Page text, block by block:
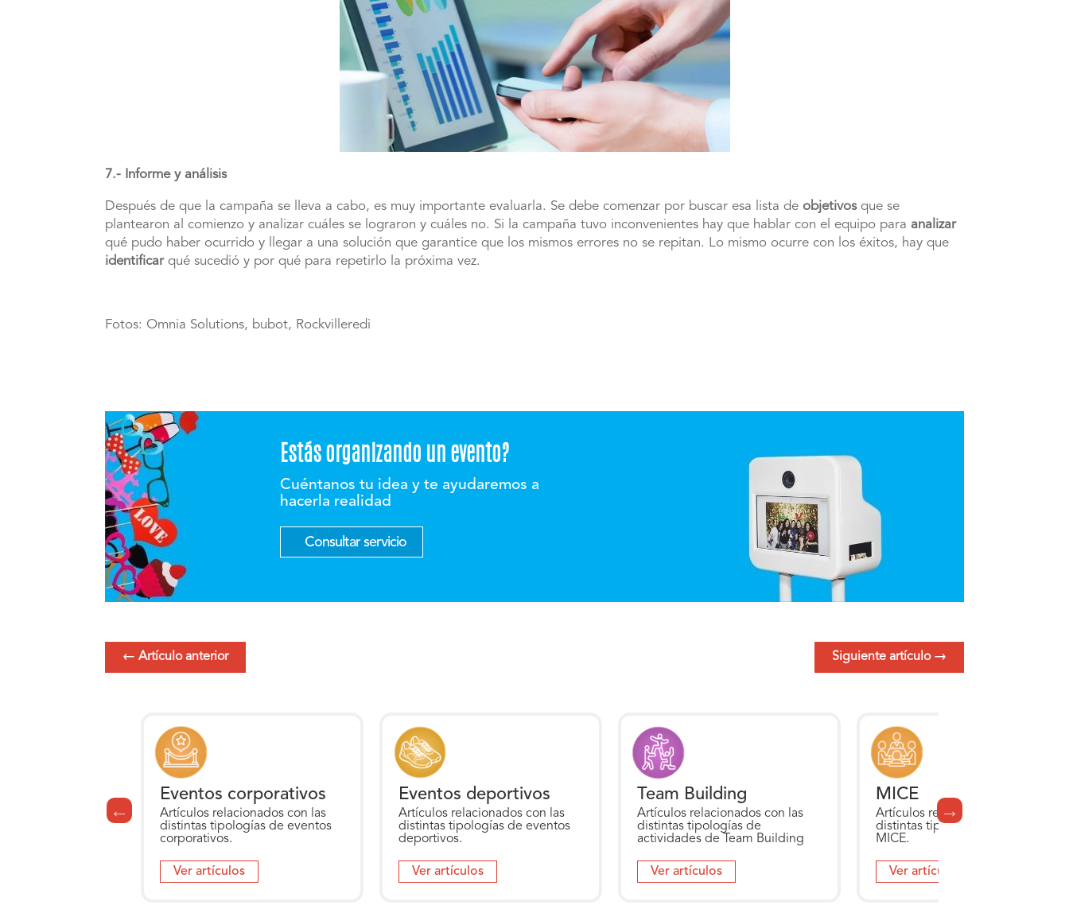
7.- Informe y análisis
Después de que la campaña se lleva a cabo, es muy importante evaluarla. Se debe comenzar por buscar esa lista de objetivosque se
plantearon al comienzo y analizar cuáles se lograron y cuáles no. Si la campaña tuvo inconvenientes hay que hablar con el equipo para analizar
qué pudo haber ocurrido y llegar a una solución que garantice que los mismos errores no se repitan. Lo mismo ocurre con los éxitos, hay que
identificarqué sucedió y por qué para repetirlo la próxima vez.
Fotos: Omnia Solutions, bubot, Rockvilleredi
Estás organizando un evento?
Cuéntanos tu idea y te ayudaremos a
hacerla realidad
Consultar servicio
← Artículo anterior Siguiente artículo→
Eventos corporativos
Artículos relacionados con las
distintas tipologías de eventos
corporativos.
Ver artículos
Eventos deportivos
Artículos relacionados con las
distintas tipologías de eventos
deportivos.
Ver artículos
Team Building
Artículos relacionados con las
distintas tipologías de
actividades de Team Building
Ver artículos
MICE
Artículos relacionados con las
distintas tipologías de eventos
MICE.
Ver artículos